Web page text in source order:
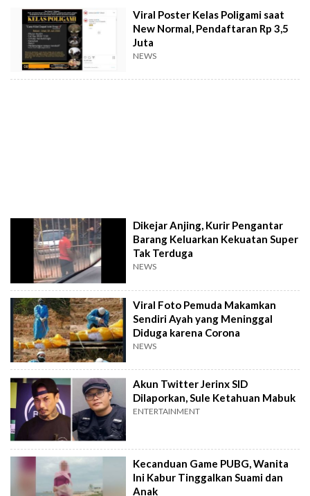
Viral Poster Kelas Poligami saat
New Normal, Pendaftaran Rp 3,5
Juta
NEWS
Dikejar Anjing, Kurir Pengantar
Barang Keluarkan Kekuatan Super
Tak Terduga
NEWS
Viral Foto Pemuda Makamkan
Sendiri Ayah yang Meninggal
Diduga karena Corona
NEWS
Akun Twitter Jerinx SID
Dilaporkan, Sule Ketahuan Mabuk
ENTERTAINMENT
Kecanduan Game PUBG, Wanita
Ini Kabur Tinggalkan Suami dan
Anak